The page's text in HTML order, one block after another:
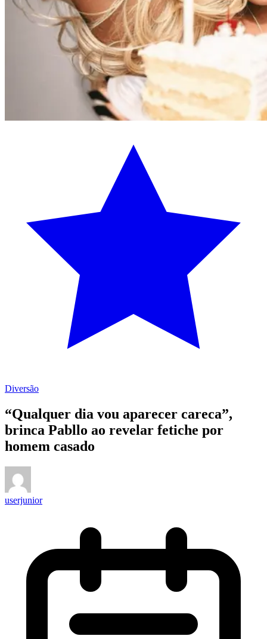
Diversão
“Qualquer dia vou aparecer careca”,
brinca Pabllo ao revelar fetiche por
homem casado
userjunior